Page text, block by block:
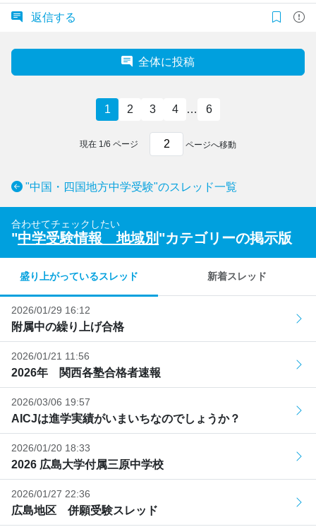
返信する
全体に投稿
1 2 3 4 … 6
現在 1 /6 ページ ページへ移動
"中国・四国地方中学受験"のスレッド一覧
合わせてチェックしたい
"中学受験情報 地域別 "カテゴリーの掲示版
盛り上がっているスレッド 新着スレッド
2026/01/29 16:12
附属中の繰り上げ合格
2026/01/21 11:56
2026年 関西各塾合格者速報
2026/03/06 19:57
AICJは進学実績がいまいちなのでしょうか？
2026/01/20 18:33
2026 広島大学付属三原中学校
2026/01/27 22:36
広島地区 併願受験スレッド